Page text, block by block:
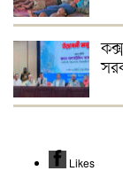
Likes